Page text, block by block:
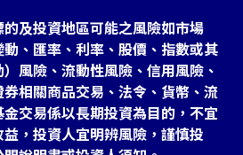
及投資地區可能之風險如市場
動、匯率、利率、股價、指數或其
風險、流動性風險、信用風險、
相關商品交易、法令、貨幣、流
交易係以長期投資為目的，不宜
，投資人宜明辨風險，謹慎投